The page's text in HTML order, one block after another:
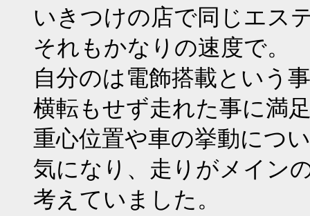
いきつけの店で同じエス
それもかなりの速度で。
自分のは電飾搭載という
横転もせず走れた事に満
重心位置や車の挙動につ
気になり、走りがメイン
考えていました。